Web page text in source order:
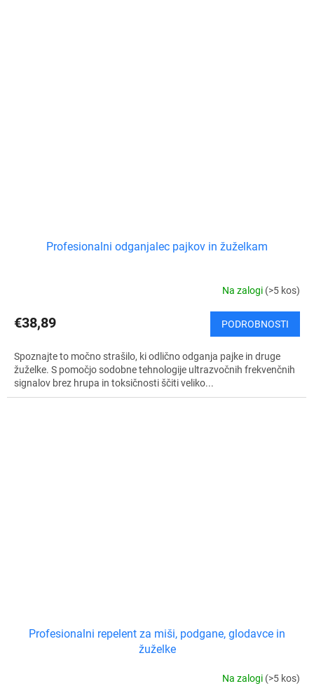
Profesionalni odganjalec pajkov in žuželkam
Na zalogi (>5 kos)
€38,89 PODROBNOSTI
Spoznajte to močno strašilo, ki odlično odganja pajke in druge
žuželke. S pomočjo sodobne tehnologije ultrazvočnih frekvenčnih
signalov brez hrupa in toksičnosti ščiti veliko...
Profesionalni repelent za miši, podgane, glodavce in
žuželke
Na zalogi (>5 kos)